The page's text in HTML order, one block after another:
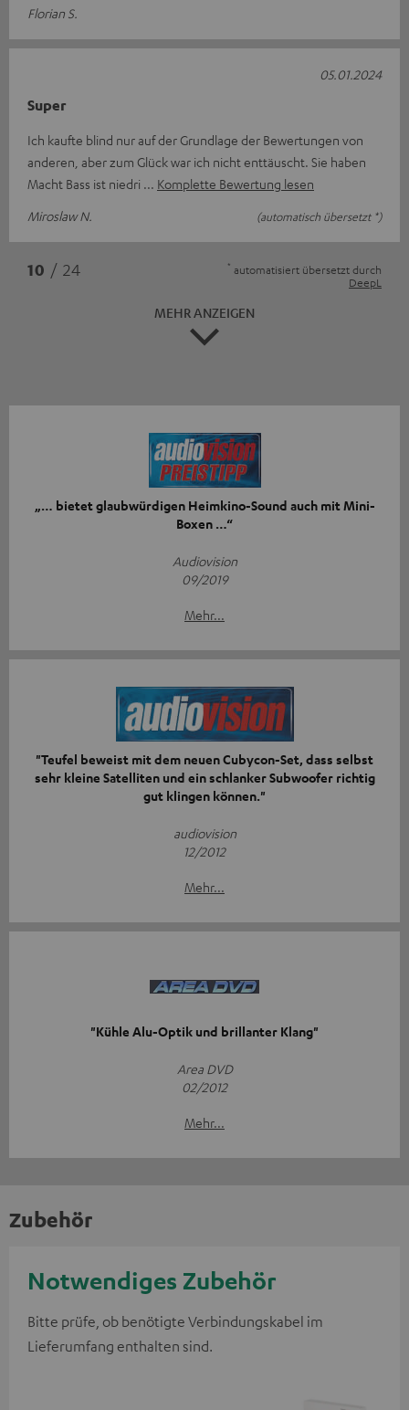
Florian S.
Super
Ich kaufte blind nur auf der Grundlage der Bewertungen von
anderen, aber zum Glück war ich nicht enttäuscht. Sie haben
Macht Bass ist niedri
Komplette Bewertung lesen
Miroslaw N.
(automatisch übersetzt *)
05.01.2024
10 / 24 * automatisiert übersetzt durch
DeepL
MEHR ANZEIGEN
„… bietet glaubwürdigen Heimkino-Sound auch mit Mini-
Boxen …“
Audiovision
09/2019
Mehr...
"Teufel beweist mit dem neuen Cubycon-Set, dass selbst
sehr kleine Satelliten und ein schlanker Subwoofer richtig
gut klingen können."
audiovision
12/2012
Mehr...
"Kühle Alu-Optik und brillanter Klang"
Area DVD
02/2012
Mehr...
Zubehör
Notwendiges Zubehör
Bitte prüfe, ob benötigte Verbindungskabel im
Lieferumfang enthalten sind.